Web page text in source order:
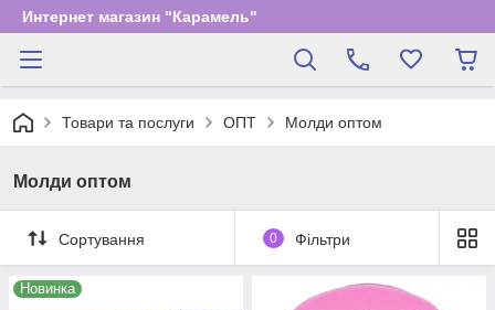
Интернет магазин "Карамель"
Товари та послуги ОПТ Молди оптом
Молди оптом
Сортування 0 Фільтри
Новинка